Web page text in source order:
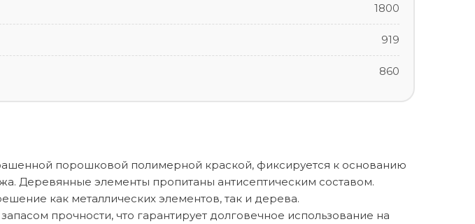
1800
919
860
порошковой полимерной краской, фиксируется к основанию
Деревянные элементы пропитаны антисептическим составом.
как металлических элементов, так и дерева.
прочности, что гарантирует долговечное использование на